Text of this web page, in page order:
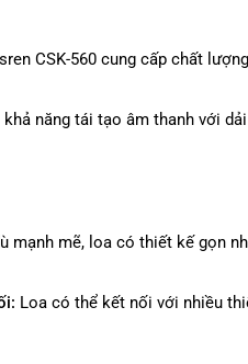
CSK-560 cung cấp chất
khả năng tái tạo âm thanh với
mạnh mẽ, loa có thiết kế gọn
Loa có thể kết nối với nhiều